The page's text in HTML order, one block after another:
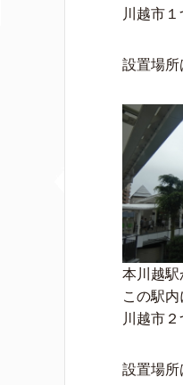
川越市
設置場所
本川越駅
この駅
川越市
設置場所